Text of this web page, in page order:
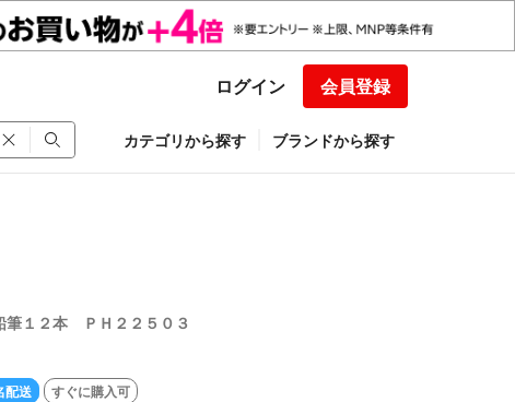
ログイン 会員登録
カテゴリから探す ブランドから探す
１２本 ＰＨ２２５０３
配送 すぐに購入可